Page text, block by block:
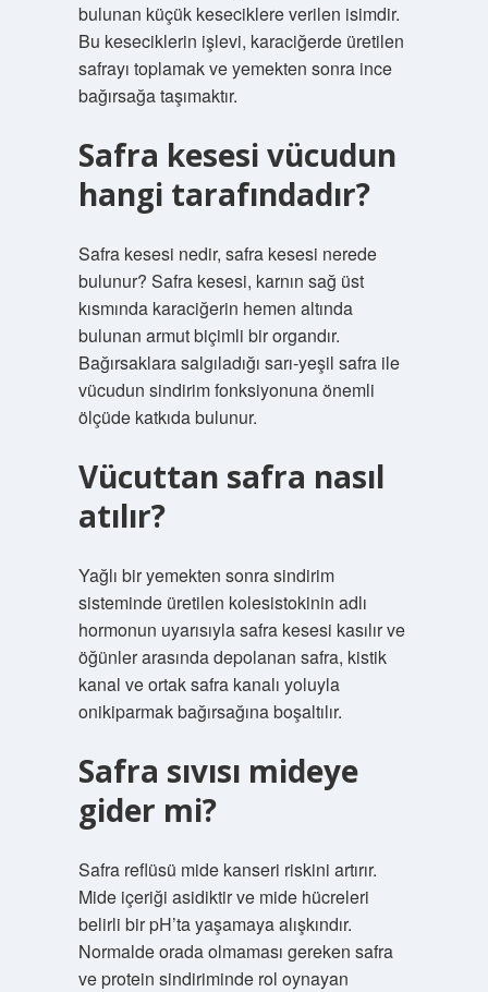
bulunan küçük keseciklere verilen isimdir.
Bu keseciklerin işlevi, karaciğerde üretilen
safrayı toplamak ve yemekten sonra ince
bağırsağa taşımaktır.
Safra kesesi vücudun
hangi tarafındadır?
Safra kesesi nedir, safra kesesi nerede
bulunur? Safra kesesi, karnın sağ üst
kısmında karaciğerin hemen altında
bulunan armut biçimli bir organdır.
Bağırsaklara salgıladığı sarı-yeşil safra ile
vücudun sindirim fonksiyonuna önemli
ölçüde katkıda bulunur.
Vücuttan safra nasıl
atılır?
Yağlı bir yemekten sonra sindirim
sisteminde üretilen kolesistokinin adlı
hormonun uyarısıyla safra kesesi kasılır ve
öğünler arasında depolanan safra, kistik
kanal ve ortak safra kanalı yoluyla
onikiparmak bağırsağına boşaltılır.
Safra sıvısı mideye
gider mi?
Safra reflüsü mide kanseri riskini artırır.
Mide içeriği asidiktir ve mide hücreleri
belirli bir pH’ta yaşamaya alışkındır.
Normalde orada olmaması gereken safra
ve protein sindiriminde rol oynayan